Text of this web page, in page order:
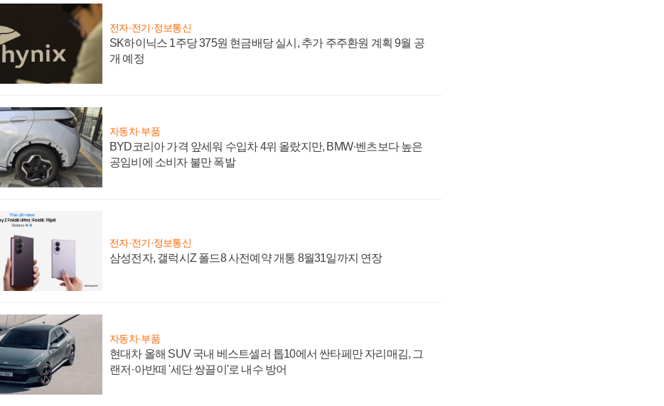
전자·전기·정보통신
SK하이닉스 1주당 375원 현금배당 실시, 추가 주주환원 계획 9월 공
개 예정
자동차·부품
BYD코리아 가격 앞세워 수입차 4위 올랐지만, BMW·벤츠보다 높은
공임비에 소비자 불만 폭발
전자·전기·정보통신
삼성전자, 갤럭시Z 폴드8 사전예약 개통 8월31일까지 연장
자동차·부품
현대차 올해 SUV 국내 베스트셀러 톱10에서 싼타페만 자리매김, 그
랜저·아반떼 '세단 쌍끌이'로 내수 방어